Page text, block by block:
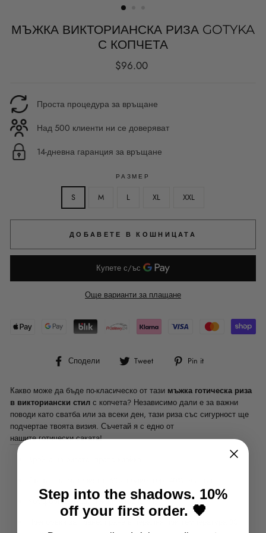
МЪЖКА ВИКТОРИАНСКА РИЗА GOTYKA
С КОПЧЕТА
Редовна
$96.00
Проста процедура за връщане
Над 500 клиенти ни се доверяват
14-дневна гаранция за връщане
РАЗМЕР
S M L XL XXL
ДОБАВЕТЕ В КОШНИЦАТА
Още варианти за плащане
Сподели
СподелиTweet
Tweet
Pin it
Какво може да бъде по-класическо от тази мъжка готическа риза
в викториански стил с копчета? Независимо дали е за важни
поводи като сватба или за всеки ден, тази риза със сигурност ще
подчертае твоята визия. Съчетай я с едно от
нашите готически саката!
Комфортна риза: мека и удобна риза
Препоръки за пране: пране в пералня при температура 30
Step into the shadows. 10%
off your first order. 🖤